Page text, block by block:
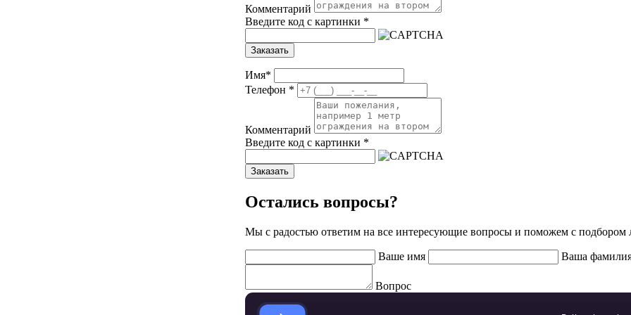
Комментарий
Введите код с картинки *
Заказать
Имя*
Телефон *
Комментарий
Введите код с картинки *
Заказать
Остались вопросы?
Мы с радостью ответим на все интересующие вопросы и поможем с подбором
Ваше имя Ваша
Вопрос